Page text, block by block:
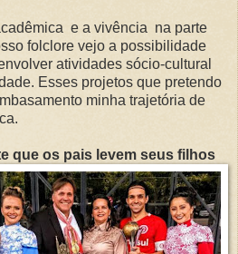
e a vivência na parte
folclore vejo a possibilidade
atividades sócio-cultural
Esses projetos que pretendo
minha trajetória de
que os pais levem seus filhos